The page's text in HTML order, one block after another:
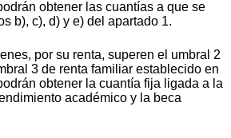
obtener las cuantías a que se
b), c), d) y e) del apartado 1.
por su renta, superen el umbral 2
3 de renta familiar establecido en
obtener la cuantía fija ligada a la
académico y la beca